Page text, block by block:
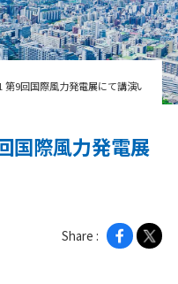
ョン
第9回国際風力発電展にて講演いたしま
国際風力発電展
Share :